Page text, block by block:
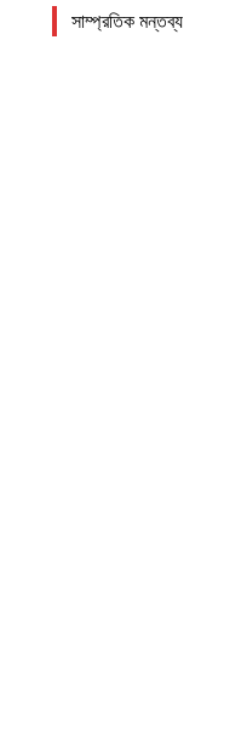
সাম্প্রতিক মন্তব্য